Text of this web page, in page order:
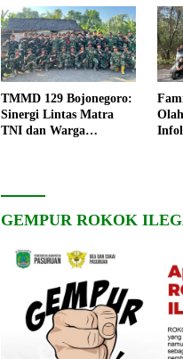
TMMD 129 Bojonegoro:
Sinergi Lintas Matra
TNI dan Warga
GEMPUR ROKOK